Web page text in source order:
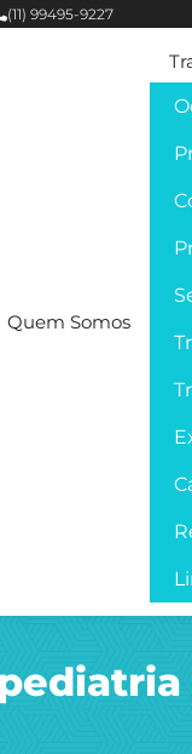
(11) 99495-9227
Quem Somos